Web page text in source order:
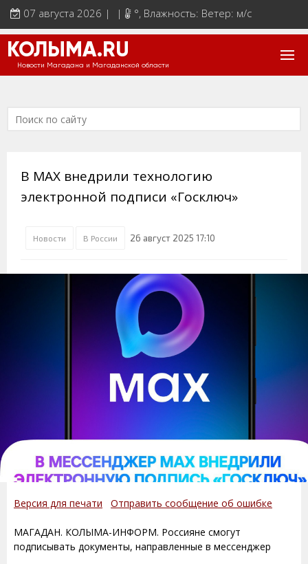
07 августа 2026 | | °, Влажность: Ветер: м/с
КОЛЫМА.RU
Новости Магадана и Магаданской области
В МАХ внедрили технологию
электронной подписи «Госключ»
Новости В России 26 август 2025 17:10
Версия для печати Отправить сообщение об ошибке
МАГАДАН. КОЛЫМА-ИНФОРМ. Россияне смогут
подписывать документы, направленные в мессенджер